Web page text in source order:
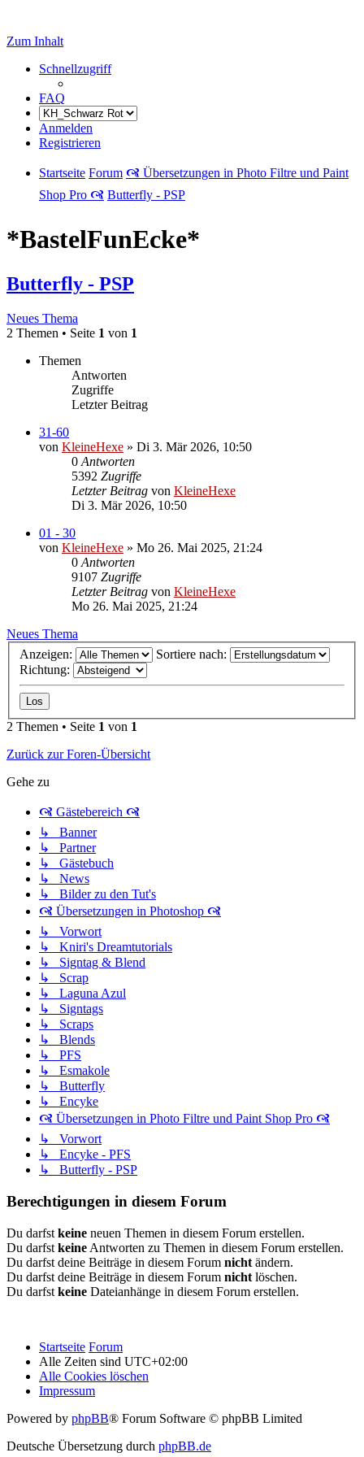
Zum Inhalt
Schnellzugriff
FAQ
Anmelden
Registrieren
Startseite Forum 🙧 Übersetzungen in Photo Filtre und Paint
Shop Pro 🙧 Butterfly - PSP
*BastelFunEcke*
Butterfly - PSP
Neues Thema
2 Themen • Seite 1 von 1
Themen
Antworten
Zugriffe
Letzter Beitrag
31-60
von KleineHexe » Di 3. Mär 2026, 10:50
0 Antworten
5392 Zugriffe
Letzter Beitrag von KleineHexe
Di 3. Mär 2026, 10:50
01 - 30
von KleineHexe » Mo 26. Mai 2025, 21:24
0 Antworten
9107 Zugriffe
Letzter Beitrag von KleineHexe
Mo 26. Mai 2025, 21:24
Neues Thema
Anzeigen:
Sortiere nach:
Richtung:
2 Themen • Seite 1 von 1
Zurück zur Foren-Übersicht
Gehe zu
🙧 Gästebereich 🙧
↳ Banner
↳ Partner
↳ Gästebuch
↳ News
↳ Bilder zu den Tut's
🙧 Übersetzungen in Photoshop 🙧
↳ Vorwort
↳ Kniri's Dreamtutorials
↳ Signtag & Blend
↳ Scrap
↳ Laguna Azul
↳ Signtags
↳ Scraps
↳ Blends
↳ PFS
↳ Esmakole
↳ Butterfly
↳ Encyke
🙧 Übersetzungen in Photo Filtre und Paint Shop Pro 🙧
↳ Vorwort
↳ Encyke - PFS
↳ Butterfly - PSP
Berechtigungen in diesem Forum
Du darfst keine neuen Themen in diesem Forum erstellen.
Du darfst keine Antworten zu Themen in diesem Forum erstellen.
Du darfst deine Beiträge in diesem Forum nicht ändern.
Du darfst deine Beiträge in diesem Forum nicht löschen.
Du darfst keine Dateianhänge in diesem Forum erstellen.
Startseite Forum
Alle Zeiten sind UTC+02:00
Alle Cookies löschen
Impressum
Powered by phpBB® Forum Software © phpBB Limited
Deutsche Übersetzung durch phpBB.de